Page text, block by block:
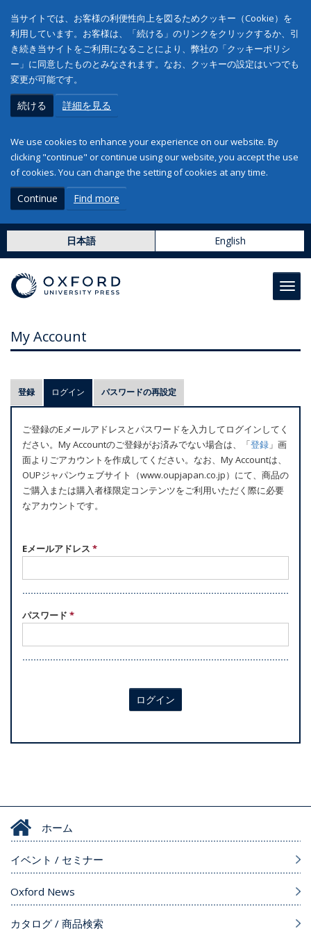
当サイトでは、お客様の利便性向上を図るためクッキー（Cookie）を
利用しています。お客様は、「続ける」のリンクをクリックするか、引
き続き当サイトをご利用になることにより、弊社の「クッキーポリシ
ー」に同意したものとみなされます。なお、クッキーの設定はいつでも
変更が可能です。
続ける 詳細を見る
We use cookies to enhance your experience on our website. By
clicking "continue" or continue using our website, you accept the use
of cookies. You can change the setting of cookies at any time.
Continue Find more
日本語 English
My Account
プ
ラ
マ
リ
ー
タ
ブ
登録 ログイン (アクティブなタブ)
パスワードの再設定
ご登録のEメールアドレスとパスワードを入力してログインしてく
ださい。My Accountのご登録がお済みでない場合は、「登録 」画
面よりごアカウントを作成してください。なお、My Accountは、
OUPジャパンウェブサイト（www.oupjapan.co.jp）にて、商品の
ご購入または購入者様限定コンテンツをご利用いただく際に必要
なアカウントです。
Eメールアドレス *
パスワード *
ログイン
ホーム
イベント / セミナー
Oxford News
カタログ / 商品検索